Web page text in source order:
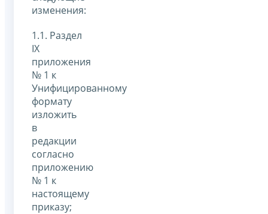
изменения:
1.1. Раздел
IX
приложения
№ 1 к
Унифицированному
формату
изложить
в
редакции
согласно
приложению
№ 1 к
настоящему
приказу;